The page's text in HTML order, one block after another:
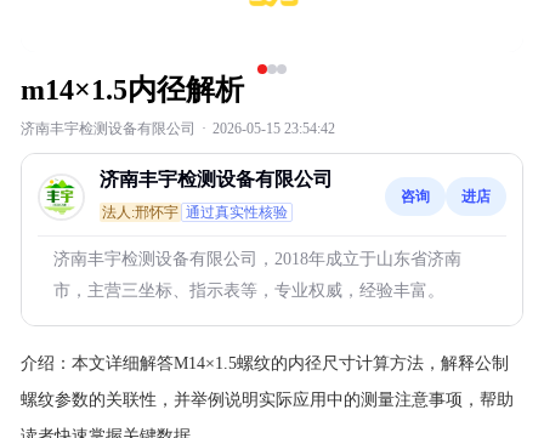
m14×1.5内径解析
济南丰宇检测设备有限公司 · 2026-05-15 23:54:42
济南丰宇检测设备有限公司
法人:邢怀宇 通过真实性核验
咨询 进店
济南丰宇检测设备有限公司，2018年成立于山东省济南
市，主营三坐标、指示表等，专业权威，经验丰富。
介绍： 本文详细解答M14×1.5螺纹的内径尺寸计算方法，解释公制
螺纹参数的关联性，并举例说明实际应用中的测量注意事项，帮助